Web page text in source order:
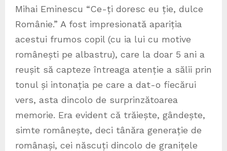
Mihai Eminescu “Ce-ți doresc eu ție, dulce
Românie.” A fost impresionată apariția
acestui frumos copil (cu ia lui cu motive
românești pe albastru), care la doar 5 ani a
reușit să capteze întreaga atenție a sălii prin
tonul și intonația pe care a dat-o fiecărui
vers, asta dincolo de surprinzătoarea
memorie. Era evident că trăiește, gândește,
simte românește, deci tânăra generație de
românași, cei născuți dincolo de granițele